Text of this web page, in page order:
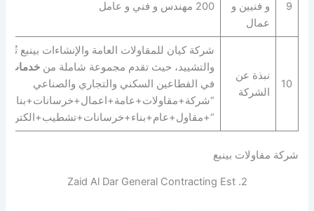
9
و فنيين و
عمال
200 مهندس و فني و عامل
10
نبذة عن
الشركة
شركة كيان للمقاولات العامة والإنشاءات بينبع
والتشييد، حيث تقدم مجموعة شاملة من خدمات
في القطاعين السكني والتجاري والصناعي
شركة مقاولات بينبع
2. Zaid Al Dar General Contracting Est